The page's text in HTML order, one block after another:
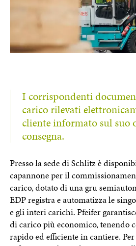
I corrispondenti
carico rilevati
cliente informato sul suo
consegna.
Presso la sede di Schlitz è
capannone per il
carico, dotato di una gru
EDP registra e automatizza le
e gli interi carichi. Pfeifer
di carico più economico, tenendo
rapido ed efficiente in cantiere.